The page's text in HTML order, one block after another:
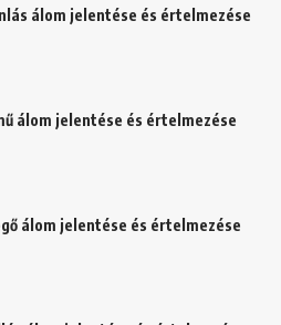
álom jelentése és értelmezése
álom jelentése és értelmezése
álom jelentése és értelmezése